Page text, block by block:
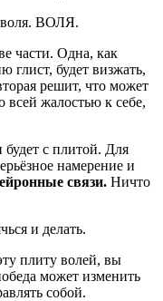
воля. ВОЛЯ.
части. Одна, как
глист, будет визжать,
решит, что может
всей жалостью к себе,
с плитой. Для
намерение и
связи. Ничто
и делать.
плиту волей, вы
может изменить
собой.